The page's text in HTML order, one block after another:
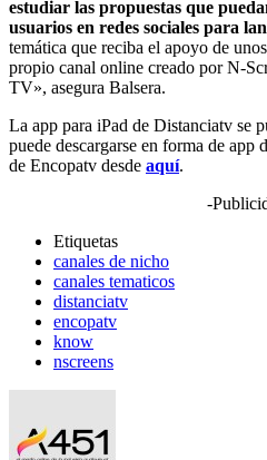
estudiar las propuestas que
usuarios en redes sociales para
temática que reciba el apoyo de
propio canal online creado por N-
TV», asegura Balsera.
La app para iPad de Distanciatv se
puede descargarse en forma de app
de Encopatv desde aquí.
-
Etiquetas
canales de nicho
canales tematicos
distanciatv
encopatv
know
nscreens